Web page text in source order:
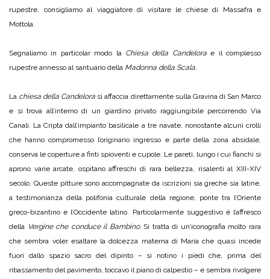
rupestre, consigliamo al viaggiatore di visitare le chiese di Massafra e
Mottola.
Segnaliamo in particolar modo la Chiesa della Candelorae il complesso
rupestre annesso al santuario della Madonna della Scala.
La chiesa della Candelora si affaccia direttamente sulla Gravina di San Marco
e si trova all’interno di un giardino privato raggiungibile percorrendo Via
Canali. La Cripta dall’impianto basilicale a tre navate, nonostante alcuni crolli
che hanno compromesso l’originario ingresso e parte della zona absidale,
conserva le coperture a finti spioventi e cupole. Le pareti, lungo i cui fianchi si
aprono varie arcate, ospitano affreschi di rara bellezza, risalenti al XIII-XIV
secolo. Queste pitture sono accompagnate da iscrizioni sia greche sia latine,
a testimonianza della polifonia culturale della regione, ponte tra l’Oriente
greco-bizantino e l’Occidente latino. Particolarmente suggestivo è l’affresco
della Vergine che conduce il Bambino.Si tratta di un’iconografia molto rara
che sembra voler esaltare la dolcezza materna di Maria che quasi incede
fuori dallo spazio sacro del dipinto – si notino i piedi che, prima del
ribassamento del pavimento, toccavo il piano di calpestio – e sembra rivolgere